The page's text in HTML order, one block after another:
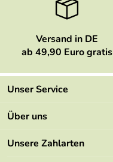
Versand in DE
ab 49,90 Euro gratis
Unser Service
Kontakt
Mehrwertsteuerfrei
Über uns
Marken
Unsere Zahlarten